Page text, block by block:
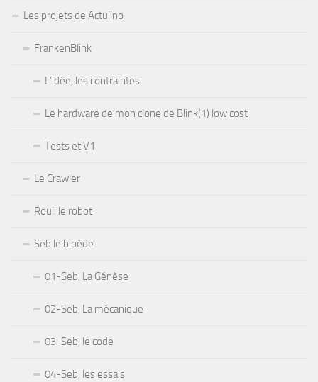
Les projets de Actu’ino
FrankenBlink
L’idée, les contraintes
Le hardware de mon clone de Blink(1) low cost
Tests et V1
Le Crawler
Rouli le robot
Seb le bipède
01-Seb, La Génèse
02-Seb, La mécanique
03-Seb, le code
04-Seb, les essais